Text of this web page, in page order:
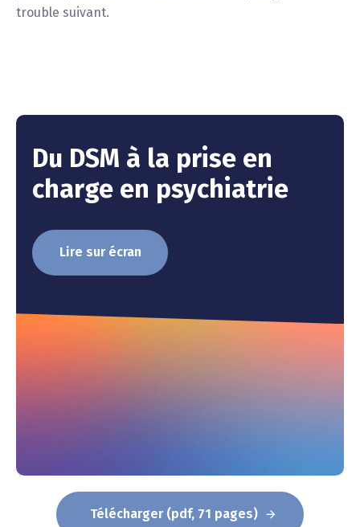
trouble suivant.
Du DSM à la prise en
charge en psychiatrie
Lire sur écran
Télécharger (pdf, 71 pages)